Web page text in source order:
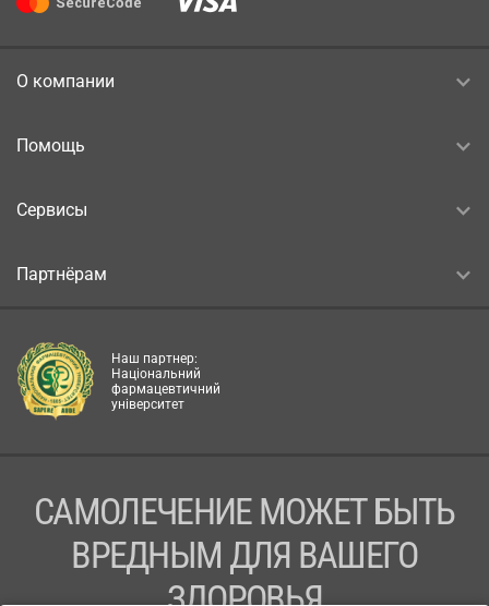
О компании
Помощь
Сервисы
Партнёрам
Наш партнер:
Національний
фармацевтичний
університет
САМОЛЕЧЕНИЕ МОЖЕТ БЫТЬ
ВРЕДНЫМ ДЛЯ ВАШЕГО